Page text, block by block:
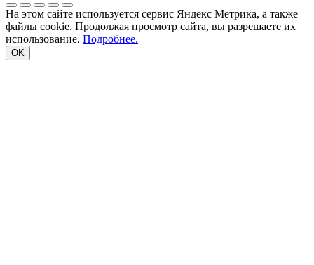
На этом сайте используется сервис Яндекс Метрика, а также
файлы cookie. Продолжая просмотр сайта, вы разрешаете их
использование. Подробнее.
OK